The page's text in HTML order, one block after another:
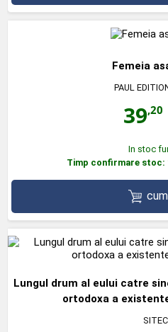
Femeia
PAUL
39,20
In stoc
Timp confirmare stoc:
Lungul drum al eului catre
ortodoxa a